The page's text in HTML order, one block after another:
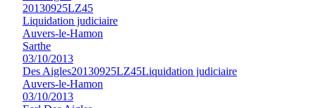
20130925LZ45
Liquidation judiciaire
Auvers-le-Hamon
Sarthe
03/10/2013
Des Aigles20130925LZ45Liquidation judiciaire
Auvers-le-Hamon
03/10/2013